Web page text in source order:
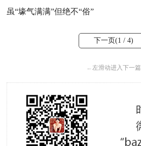
虽“壕气满满”但绝不“俗”
下一页(1 / 4)
← 左滑动进入下一篇